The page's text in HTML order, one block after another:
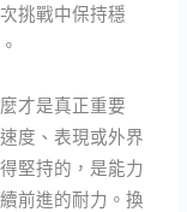
挑戰中保持穩
才是真正重要
度、表現或外界
堅持的，是能力
前進的耐力。換